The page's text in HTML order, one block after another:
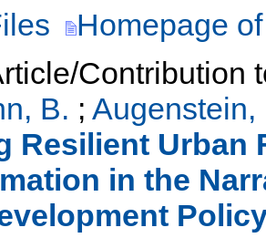
Homepage
Contribution
B. ; Augenstein,
Resilient Urban
in the